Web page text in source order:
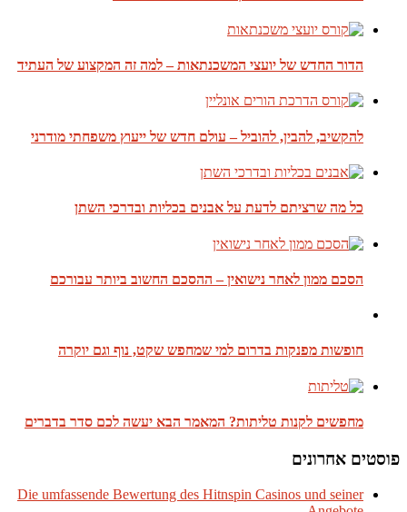
הדור החדש של יועצי המשכנתאות – למה זה המקצוע של העתיד
להקשיב, להבין, להוביל – עולם חדש של ייעוץ משפחתי מודרני
כל מה שרציתם לדעת על אבנים בכליות ובדרכי השתן
הסכם ממון לאחר נישואין – ההסכם החשוב ביותר עבורכם
חופשות מפנקות בדרום למי שמחפש שקט, נוף וגם יוקרה
מחפשים לקנות טליתות? המאמר הבא יעשה לכם סדר בדברים
פוסטים אחרונים
Die umfassende Bewertung des Hitnspin Casinos und seiner